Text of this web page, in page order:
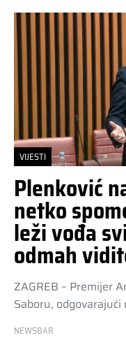
VIJESTI
Plenković
netko
leži vođa
odmah
ZAGREB – Premijer
Saboru,
NEWSBAR